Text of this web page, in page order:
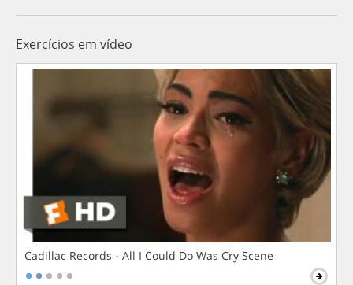
Exercícios em vídeo
Cadillac Records - All I Could Do Was Cry Scene